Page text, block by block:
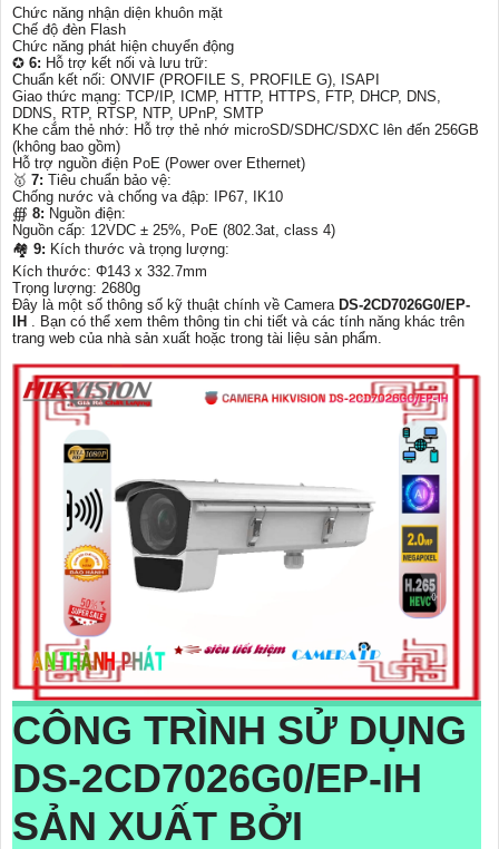
Chức năng nhận diện khuôn mặt
Chế độ đèn Flash
Chức năng phát hiện chuyển động
✪ 6: Hỗ trợ kết nối và lưu trữ:
Chuẩn kết nối: ONVIF (PROFILE S, PROFILE G), ISAPI
Giao thức mạng: TCP/IP, ICMP, HTTP, HTTPS, FTP, DHCP, DNS,
DDNS, RTP, RTSP, NTP, UPnP, SMTP
Khe cắm thẻ nhớ: Hỗ trợ thẻ nhớ microSD/SDHC/SDXC lên đến 256GB
(không bao gồm)
Hỗ trợ nguồn điện PoE (Power over Ethernet)
🥇️ 7: Tiêu chuẩn bảo vệ:
Chống nước và chống va đập: IP67, IK10
∰ 8: Nguồn điện:
Nguồn cấp: 12VDC ± 25%, PoE (802.3at, class 4)
🏘 9: Kích thước và trọng lượng:
Kích thước: Φ143 x 332.7mm
Trọng lượng: 2680g
Đây là một số thông số kỹ thuật chính về Camera DS-2CD7026G0/EP-
IH
. Bạn có thể xem thêm thông tin chi tiết và các tính năng khác trên
trang web của nhà sản xuất hoặc trong tài liệu sản phẩm.
CÔNG TRÌNH SỬ DỤNG
DS-2CD7026G0/EP-IH
SẢN XUẤT BỞI